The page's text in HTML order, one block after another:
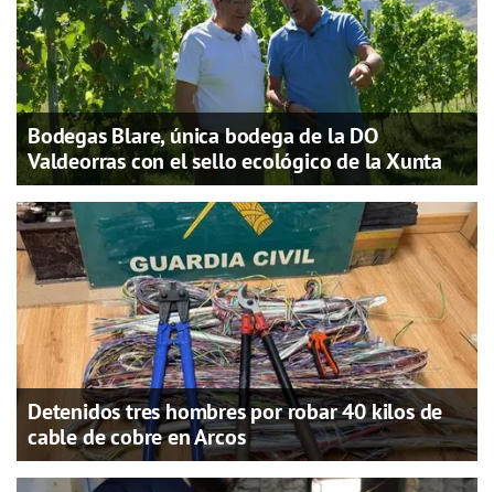
Bodegas Blare, única bodega de la DO
Valdeorras con el sello ecológico de la Xunta
Detenidos tres hombres por robar 40 kilos de
cable de cobre en Arcos